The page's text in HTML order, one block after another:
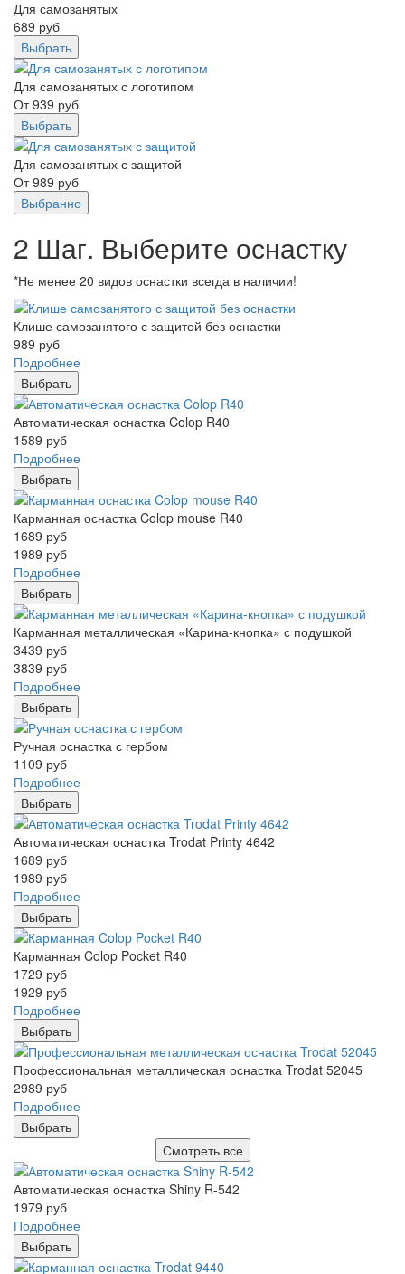
Для самозанятых
689 руб
Выбрать
Для самозанятых с логотипом
От939 руб
Выбрать
Для самозанятых с защитой
От989 руб
Выбранно
2 Шаг. Выберите оснастку
*Не менее 20 видов оснастки всегда в наличии!
Клише самозанятого с защитой без оснастки
989 руб
Подробнее
Выбрать
Автоматическая оснастка Colop R40
1589 руб
Подробнее
Выбрать
Карманная оснастка Colop mouse R40
1689 руб
1989 руб
Подробнее
Выбрать
Карманная металлическая «Карина-кнопка» с подушкой
3439 руб
3839 руб
Подробнее
Выбрать
Ручная оснастка с гербом
1109 руб
Подробнее
Выбрать
Автоматическая оснастка Trodat Printy 4642
1689 руб
1989 руб
Подробнее
Выбрать
Карманная Colop Pocket R40
1729 руб
1929 руб
Подробнее
Выбрать
Профессиональная металлическая оснастка Trodat 52045
2989 руб
Подробнее
Выбрать
Смотреть все
Автоматическая оснастка Shiny R-542
1979 руб
Подробнее
Выбрать